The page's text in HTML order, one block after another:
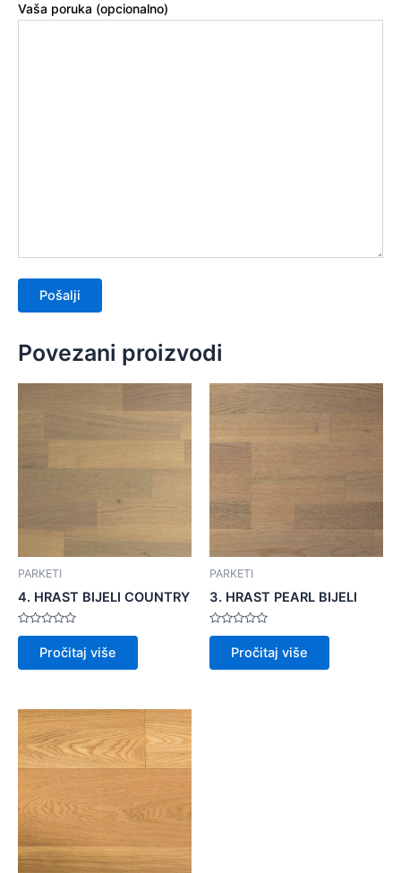
Vaša poruka (opcionalno)
Povezani proizvodi
PARKETI
4. HRAST BIJELI COUNTRY
Ocijenjeno
5
Pročitaj više
PARKETI
3. HRAST PEARL BIJELI
Ocijenjeno
5
Pročitaj više